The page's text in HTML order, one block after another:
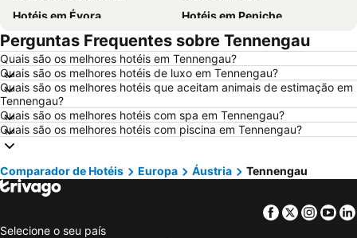
Hotéis em Évora
Hotéis em Peniche
Hotéis em Porto Santo
Hotéis em Barcelona
Hotéis em Sangenjo
Hotéis em Nazaré
Hotéis em Vigo
Hotéis em Vila Nova de Milfontes
Hotéis em Isla Canela
Hotéis em Roma
Hotéis em Vilamoura
Hotéis em Centro de Portugal
Hotéis em Minorca
Hotéis em Galiza
Hotéis em Andaluzia
Hotéis em Douro
Hotéis em Ilha do Sal
Perguntas Frequentes sobre Tennengau
Quais são os melhores hotéis em Tennengau?
Quais são os melhores hotéis de luxo em Tennengau?
Quais são os melhores hotéis que aceitam animais de estimação em
Tennengau?
Quais são os melhores hotéis com spa em Tennengau?
Quais são os melhores hotéis com piscina em Tennengau?
Comparador de Hotéis Europa Áustria Tennengau
Facebook
Twitter
Selecione o seu país